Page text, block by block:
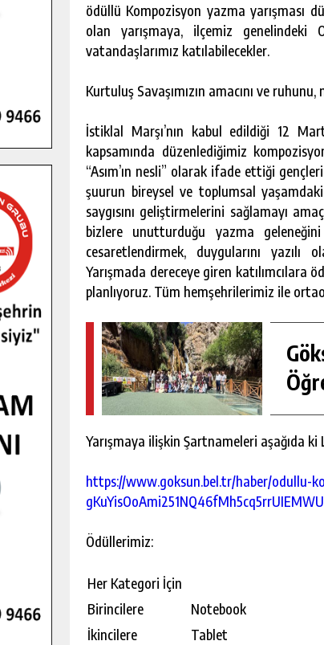
ödüllü Kompozisyon yazma yarışması
olan yarışmaya, ilçemiz
vatandaşlarımız katılabilecekler.
Kurtuluş Savaşımızın amacını ve
İstiklal Marşı’nın kabul edildiği 12
kapsamında düzenlediğimiz
“Asım’ın nesli” olarak ifade ettiği
şuurun bireysel ve toplumsal
saygısını geliştirmelerini sağlamayı
bizlere unutturduğu yazma
cesaretlendirmek, duygularını yazılı
Yarışmada dereceye giren katılımcılara
planlıyoruz. Tüm hemşehrilerimiz ile
Yarışmaya ilişkin Şartnameleri aşağıda
https://www.goksun.bel.tr/haber/odullu-
Ödüllerimiz:
Her Kategori İçin
Birincilere
Notebook
İkincilere
Tablet